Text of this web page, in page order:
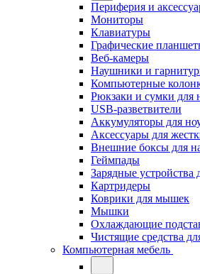
Периферия и
Мониторы
Клавиатуры
Графические
Веб-камеры
Наушники и
Компьютерные
Рюкзаки и сумки для
USB-разветвители
Аккумуляторы для
Аксессуары для
Внешние боксы для
Геймпады
Зарядные устройства
Картридеры
Коврики для мышек
Мышки
Охлаждающие
Чистящие средства
Компьютерная мебель